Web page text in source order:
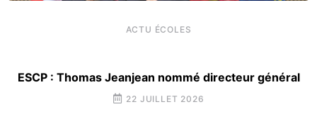
ACTU ÉCOLES
ESCP : Thomas Jeanjean nommé directeur général
22 JUILLET 2026